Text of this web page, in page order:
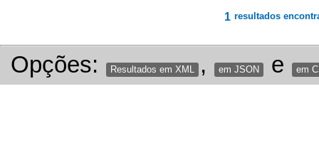
1 resultados
Opções: Resultados em XML , em JSON e em